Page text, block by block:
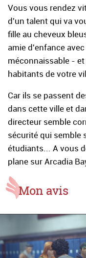
Vous vous rendez
d'un talent qui va
fille au cheveux
amie d'enfance
méconnaissable -
habitants de votre
Car ils se passent
dans cette ville et
directeur semble
sécurité qui semble
étudiants... A vous
plane sur Arcadia
Mon avis